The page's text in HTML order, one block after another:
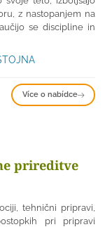
z nastopanjem na
se discipline in
Více o nabídce
prireditve
tehnični pripravi,
pri pripravi